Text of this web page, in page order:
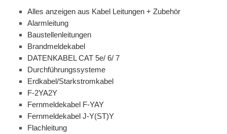
Alles anzeigen aus Kabel Leitungen + Zubehör
Alarmleitung
Baustellenleitungen
Brandmeldekabel
DATENKABEL CAT 5e/ 6/ 7
Durchführungssysteme
Erdkabel/Starkstromkabel
F-2YA2Y
Fernmeldekabel F-YAY
Fernmeldekabel J-Y(ST)Y
Flachleitung